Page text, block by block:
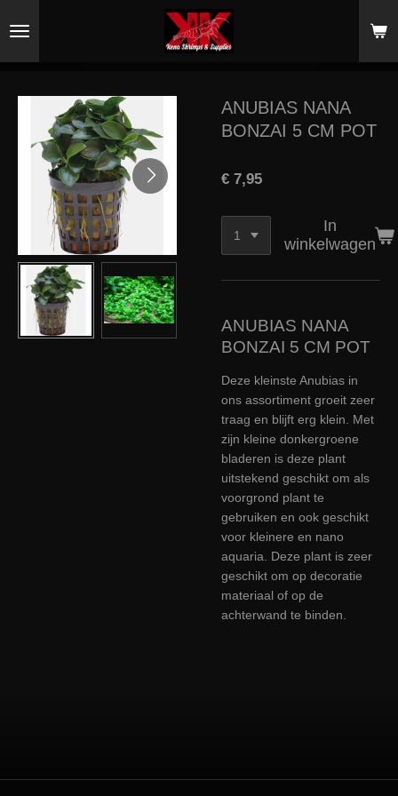
direct
hoofdinhoud
ANUBIAS NANA
BONZAI 5 CM POT
€ 7,95
In
winkelwagen
ANUBIAS NANA
BONZAI 5 CM POT
Deze kleinste Anubias in
ons assortiment groeit zeer
traag en blijft erg klein. Met
zijn kleine donkergroene
bladeren is deze plant
uitstekend geschikt om als
voorgrond plant te
gebruiken en ook geschikt
voor kleinere en nano
aquaria. Deze plant is zeer
geschikt om op decoratie
materiaal of op de
achterwand te binden.